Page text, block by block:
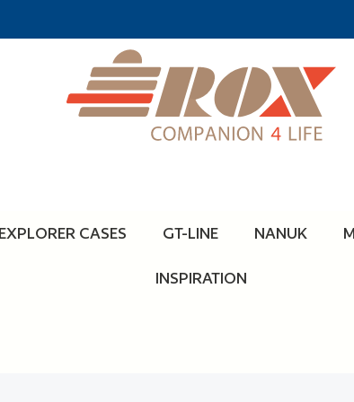
EXPLORER CASES GT-LINE NANUK
INSPIRATION